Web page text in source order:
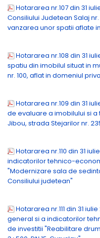
Hotararea nr.107 din 31
Consiliului Judetean Salaj
vanzarea unor spatii aflate
Hotararea nr.108 din 31
spatiu din imobilul situat in
nr. 100, aflat in domeniul
Hotararea nr.109 din 31
de evaluare a imobilului si
Jibou, strada Stejarilor nr.
Hotararea nr.110 din 31
indicatorilor tehnico-
"Modernizare sala de
Consiliului judetean"
Hotararea nr.111 din 31
general si a indicatorilor
de investitii "Reabilitare